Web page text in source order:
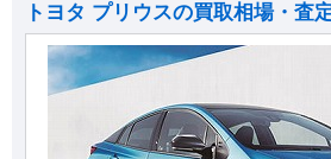
トヨタ プリウスの買取相場・査